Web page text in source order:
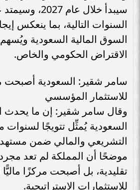
سيبدأ خلال عام
السنوات التالية، بما ينعكس
السوق المالية السعودية
الاقتراض الحكومي والخاص.
سامر شقير: السعودية أصبحت
للاستثمار المؤسسي
وقال سامر شقير: إن ما يحدث
السعودية يُمثِّل تتويجًا لسنوات
موضحًا أن المملكة لم تعد
تقليدية، بل أصبحت مركزًا ماليًّا
للاستثمارات الاستراتيجية.